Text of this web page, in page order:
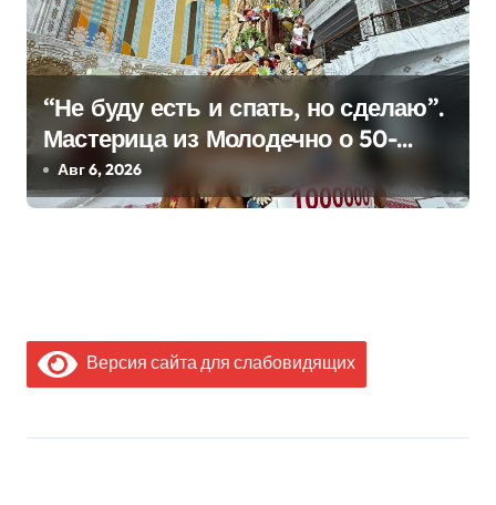
“Не буду есть и спать, но сделаю”.
Мастерица из Молодечно о 50-
килограммовом каравае для
Дворца Независимости
Авг 6, 2026
Версия сайта для слабовидящих